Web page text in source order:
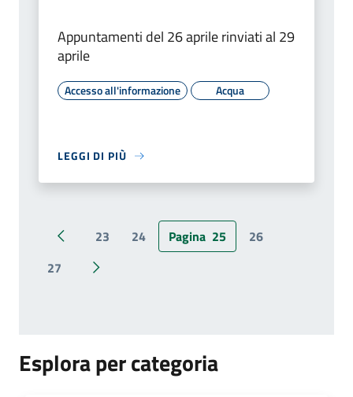
Appuntamenti del 26 aprile rinviati al 29
aprile
Accesso all'informazione Acqua
LEGGI DI PIÙ
Pagina precedente
23 24 Pagina 25
26
27
Pagina successiva
Esplora per categoria